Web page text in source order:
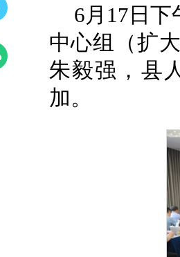
6月17日
中心组（扩
朱毅强，县
加。